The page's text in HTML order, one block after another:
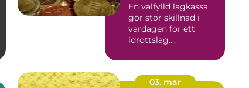
En välfylld lagkassa
gör stor skillnad i
vardagen för ett
idrottslag.
nya matc...
03. mar